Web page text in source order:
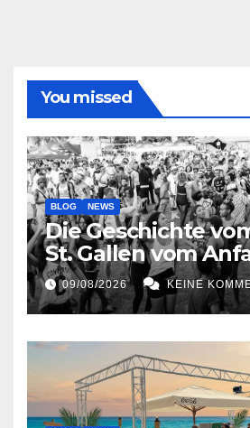
You missed
BLOG NEWS
Die Geschichte
St. Gallen vom
jetzt
09/08/2026 KEINE